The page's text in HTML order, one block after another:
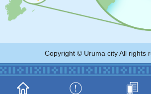
Copyright © Uruma city All rights